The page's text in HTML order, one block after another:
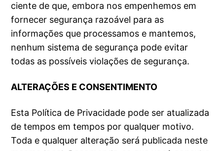
ciente de que, embora nos empenhemos em
fornecer segurança razoável para as
informações que processamos e mantemos,
nenhum sistema de segurança pode evitar
todas as possíveis violações de segurança.
ALTERAÇÕES E CONSENTIMENTO
Esta Política de Privacidade pode ser atualizada
de tempos em tempos por qualquer motivo.
Toda e qualquer alteração será publicada neste